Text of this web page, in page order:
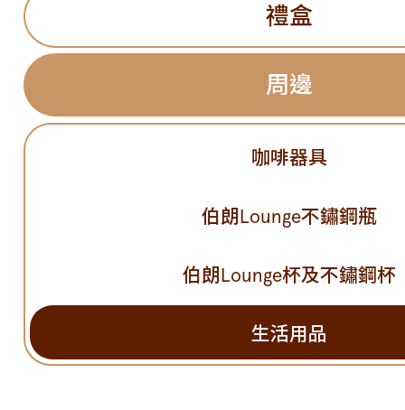
禮盒
周邊
咖啡器具
伯朗Lounge不鏽鋼瓶
伯朗Lounge杯及不鏽鋼杯
生活用品